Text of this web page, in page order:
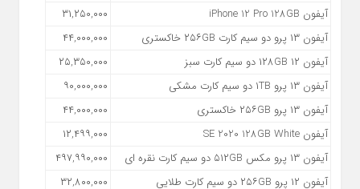
آیفون iPhone 12 Pro 128GB
۳۱,۲۵۰,۰۰۰
آیفون ۱۳ پرو دو سیم کارت ۲۵۶GB خاکستری
۴۴,۰۰۰,۰۰۰
آیفون ۱۲ ۱۲۸GB دو سیم کارت سبز
۲۵,۳۵۰,۰۰۰
آیفون ۱۳ پرو ۱TB دو سیم کارت مشکی
۹۰,۰۰۰,۰۰۰
آیفون ۱۳ پرو ۲۵۶GB خاکستری
۴۴,۰۰۰,۰۰۰
آیفون SE 2020 128GB White
۱۲,۴۹۹,۰۰۰
آیفون ۱۳ پرو مکس ۵۱۲GB دو سیم کارت نقره ای
۴۹۷,۹۹۰,۰۰۰
آیفون ۱۲ پرو ۲۵۶GB دو سیم کارت طلایی
۳۲,۸۰۰,۰۰۰